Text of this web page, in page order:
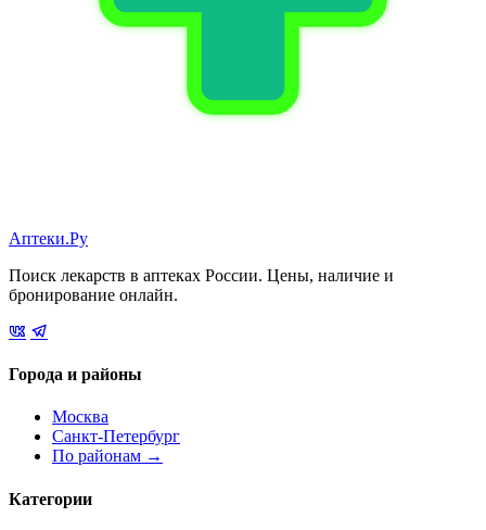
Аптеки.Ру
Поиск лекарств в аптеках России. Цены, наличие и
бронирование онлайн.
Города и районы
Москва
Санкт-Петербург
По районам →
Категории